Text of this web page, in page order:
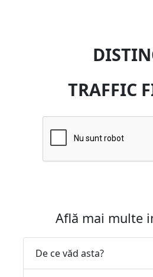
TRAFFIC
Află mai multe
De ce văd asta?